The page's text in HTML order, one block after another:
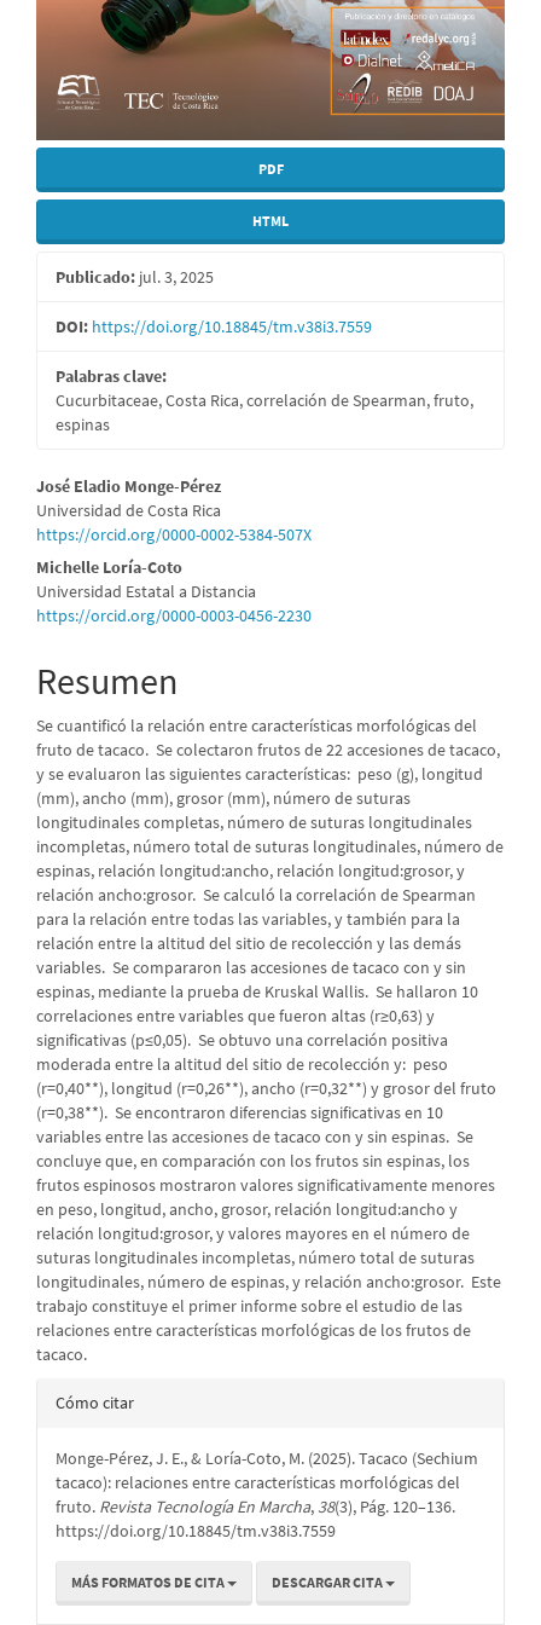
PDF
HTML
Publicado: jul. 3, 2025
DOI: https://doi.org/10.18845/tm.v38i3.7559
Palabras clave:
Cucurbitaceae, Costa Rica, correlación de Spearman, fruto,
espinas
Contenido
principal
del
artículo
José Eladio Monge-Pérez
Universidad de Costa Rica
https://orcid.org/0000-0002-5384-507X
Michelle Loría-Coto
Universidad Estatal a Distancia
https://orcid.org/0000-0003-0456-2230
Resumen
Se cuantificó la relación entre características morfológicas del
fruto de tacaco. Se colectaron frutos de 22 accesiones de tacaco,
y se evaluaron las siguientes características: peso (g), longitud
(mm), ancho (mm), grosor (mm), número de suturas
longitudinales completas, número de suturas longitudinales
incompletas, número total de suturas longitudinales, número de
espinas, relación longitud:ancho, relación longitud:grosor, y
relación ancho:grosor. Se calculó la correlación de Spearman
para la relación entre todas las variables, y también para la
relación entre la altitud del sitio de recolección y las demás
variables. Se compararon las accesiones de tacaco con y sin
espinas, mediante la prueba de Kruskal Wallis. Se hallaron 10
correlaciones entre variables que fueron altas (r≥0,63) y
significativas (p≤0,05). Se obtuvo una correlación positiva
moderada entre la altitud del sitio de recolección y: peso
(r=0,40**), longitud (r=0,26**), ancho (r=0,32**) y grosor del fruto
(r=0,38**). Se encontraron diferencias significativas en 10
variables entre las accesiones de tacaco con y sin espinas. Se
concluye que, en comparación con los frutos sin espinas, los
frutos espinosos mostraron valores significativamente menores
en peso, longitud, ancho, grosor, relación longitud:ancho y
relación longitud:grosor, y valores mayores en el número de
suturas longitudinales incompletas, número total de suturas
longitudinales, número de espinas, y relación ancho:grosor. Este
trabajo constituye el primer informe sobre el estudio de las
relaciones entre características morfológicas de los frutos de
tacaco.
Detalles
artículo
Cómo citar
Monge-Pérez, J. E., & Loría-Coto, M. (2025). Tacaco (Sechium
tacaco): relaciones entre características morfológicas del
fruto. Revista Tecnología En Marcha, 38(3), Pág. 120–136.
https://doi.org/10.18845/tm.v38i3.7559
MÁS FORMATOS DE CITA DESCARGAR CITA